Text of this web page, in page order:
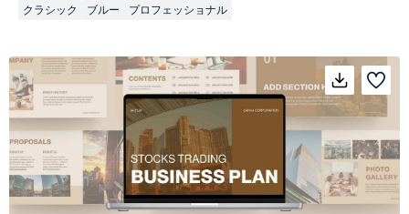
クラシック ブルー プロフェッショナル